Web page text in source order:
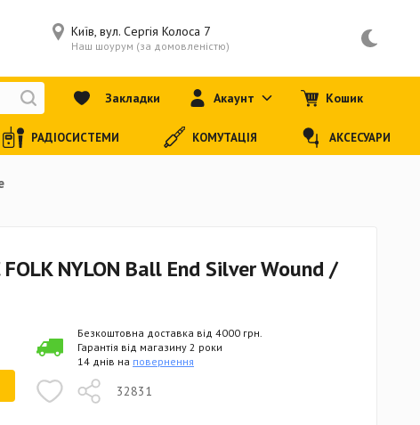
FOLK NYLON Ball End Silver Wound /
32831
Безкоштовна доставка від 4000 грн.
Гарантія від магазину 2 роки
14 днів на повернення
Київ, вул. Сергія Колоса 7
Наш шоурум (за домовленістю)
Закладки Акаунт Кошик
РАДІОСИСТЕМИ КОМУТАЦІЯ АКСЕСУАРИ